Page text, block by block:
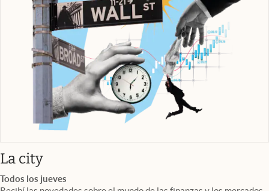
La cityabre en nueva pestaña
Todos los jueves